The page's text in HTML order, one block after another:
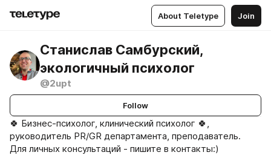
About Teletype Join
Станислав Самбурский,
экологичный психолог
@2upt
Follow
🍀 Бизнес-психолог, клинический психолог 🍀,
руководитель PR/GR департамента, преподаватель.
Для личных консультаций - пишите в контакты:)